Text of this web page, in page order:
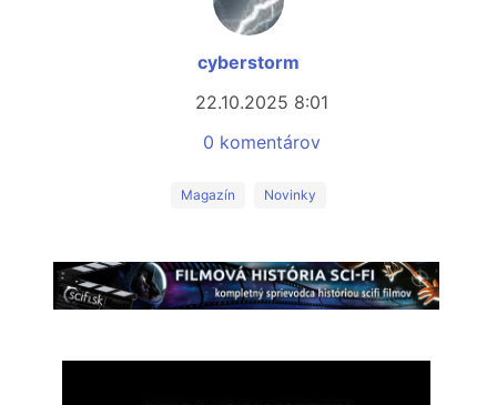
cyberstorm
22.10.2025 8:01
0 komentárov
Magazín Novinky